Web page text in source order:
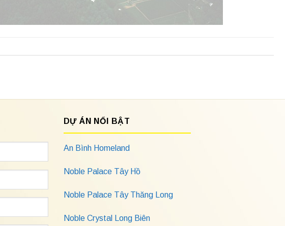
DỰ ÁN NỔI BẬT
An Bình Homeland
Noble Palace Tây Hồ
Noble Palace Tây Thăng Long
Noble Crystal Long Biên